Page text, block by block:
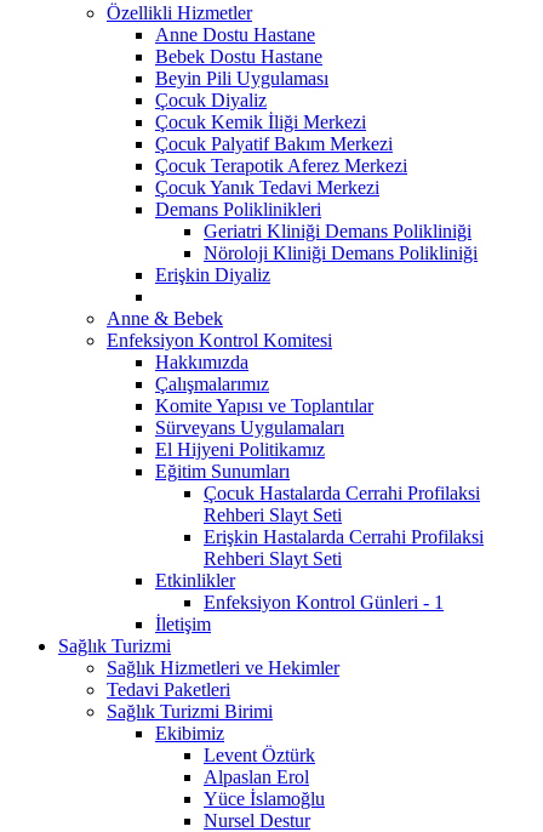
Özellikli Hizmetler
Anne Dostu Hastane
Bebek Dostu Hastane
Beyin Pili Uygulaması
Çocuk Diyaliz
Çocuk Kemik İliği Merkezi
Çocuk Palyatif Bakım Merkezi
Çocuk Terapotik Aferez Merkezi
Çocuk Yanık Tedavi Merkezi
Demans Poliklinikleri
Geriatri Kliniği Demans Polikliniği
Nöroloji Kliniği Demans Polikliniği
Erişkin Diyaliz
Anne & Bebek
Enfeksiyon Kontrol Komitesi
Hakkımızda
Çalışmalarımız
Komite Yapısı ve Toplantılar
Sürveyans Uygulamaları
El Hijyeni Politikamız
Eğitim Sunumları
Çocuk Hastalarda Cerrahi Profilaksi
Rehberi Slayt Seti
Erişkin Hastalarda Cerrahi Profilaksi
Rehberi Slayt Seti
Etkinlikler
Enfeksiyon Kontrol Günleri - 1
İletişim
Sağlık Turizmi
Sağlık Hizmetleri ve Hekimler
Tedavi Paketleri
Sağlık Turizmi Birimi
Ekibimiz
Levent Öztürk
Alpaslan Erol
Yüce İslamoğlu
Nursel Destur